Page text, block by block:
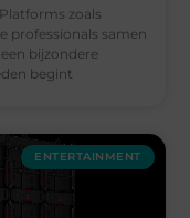
zoals
professionals samen
bijzondere
begint
ENTERTAINMENT